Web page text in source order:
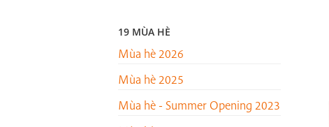
19 MÙA HÈ
Mùa hè 2026
Mùa hè 2025
Mùa hè - Summer Opening 2023